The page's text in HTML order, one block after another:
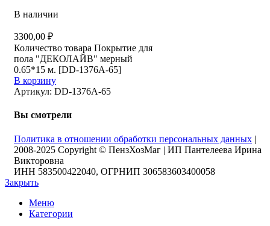
В наличии
3300,00 ₽
Количество товара Покрытие для
пола "ДЕКОЛАЙВ" мерный
0.65*15 м. [DD-1376A-65]
В корзину
Артикул: DD-1376A-65
Вы смотрели
Политика в отношении обработки персональных данных |
2008-2025 Copyright © ПензХозМаг | ИП Пантелеева Ирина
Викторовна
ИНН 583500422040, ОГРНИП 306583603400058
Закрыть
Меню
Категории